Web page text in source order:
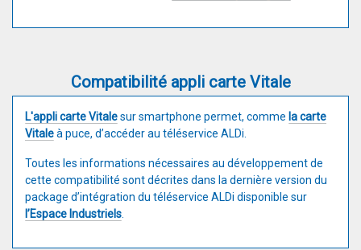
Compatibilité appli carte Vitale
L'appli carte Vitalesur smartphone permet, comme la carte
Vitaleà puce, d’accéder au téléservice ALDi.
Toutes les informations nécessaires au développement de
cette compatibilité sont décrites dans la dernière version du
package d’intégration du téléservice ALDi disponible sur
l’Espace Industriels